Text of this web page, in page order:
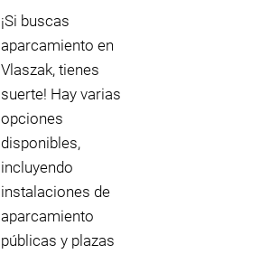
¡Si buscas
aparcamiento en
Vlaszak, tienes
suerte! Hay varias
opciones
disponibles,
incluyendo
instalaciones de
aparcamiento
públicas y plazas